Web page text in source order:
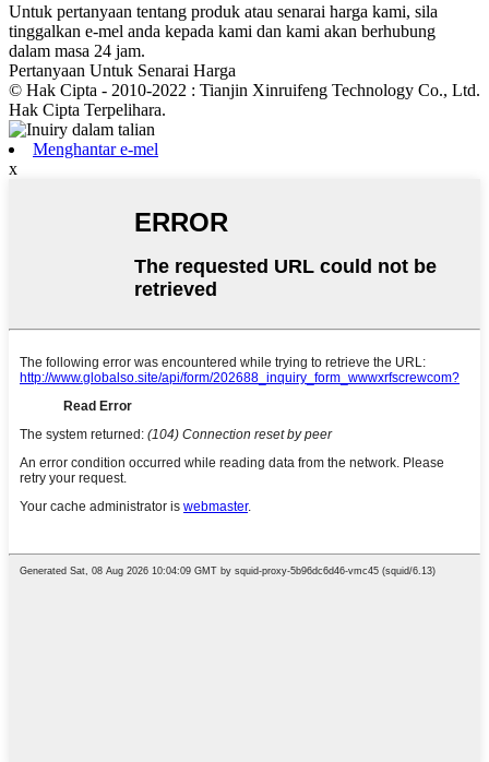
Untuk pertanyaan tentang produk atau senarai harga kami, sila
tinggalkan e-mel anda kepada kami dan kami akan berhubung
dalam masa 24 jam.
Pertanyaan Untuk Senarai Harga
© Hak Cipta - 2010-2022 : Tianjin Xinruifeng Technology Co., Ltd.
Hak Cipta Terpelihara.
Menghantar e-mel
x